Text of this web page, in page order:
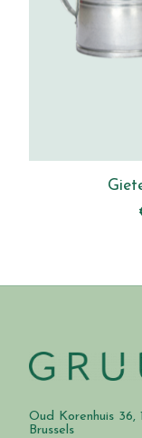
Oud Korenhuis 36,
Brussels